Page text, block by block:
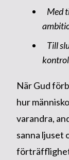
Med
Till
När Gud
hur
varandra,
sanna ljuset